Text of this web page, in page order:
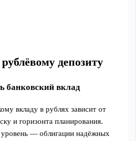
депозиту
банковский вклад
вкладу в рублях зависит от
и горизонта планирования.
уровень — облигации надёжных